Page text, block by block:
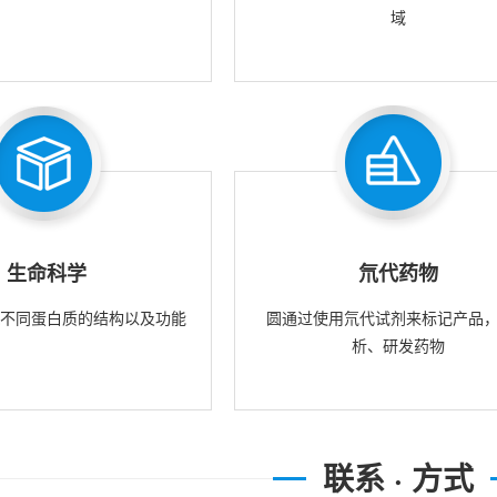
域
生命科学
同蛋白质的结构以及功能
氘代药物
圆通过使用氘代试剂来标记产品
析、研发药物
联系 · 方式